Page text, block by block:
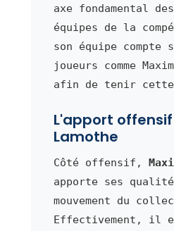
axe fondamental
équipes de la
son équipe compte
joueurs comme
afin de tenir cette
L'apport
Lamothe
Côté offensif,
apporte ses
mouvement du
Effectivement, il